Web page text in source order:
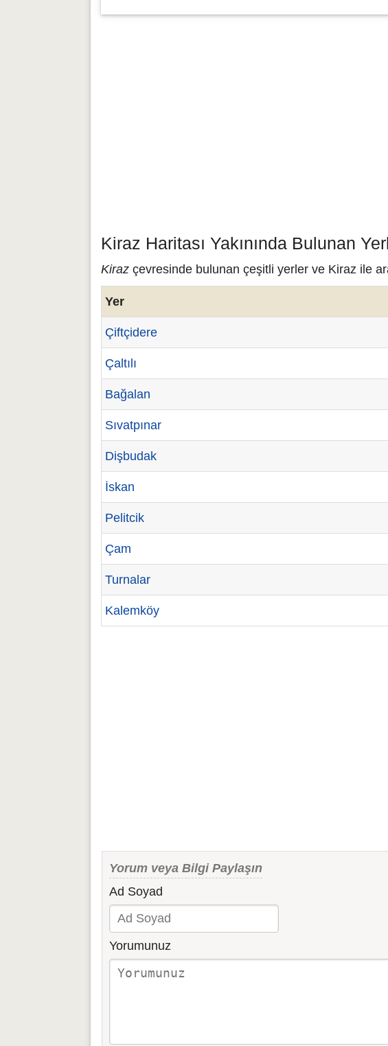
Kiraz Haritası Yakınında Bulunan
Kiraz çevresinde bulunan çeşitli yerler ve Kiraz ile
Yer
Çiftçidere
Çaltılı
Bağalan
Sıvatpınar
Dişbudak
İskan
Pelitcik
Çam
Turnalar
Kalemköy
Yorum veya Bilgi Paylaşın
Ad Soyad
Yorumunuz